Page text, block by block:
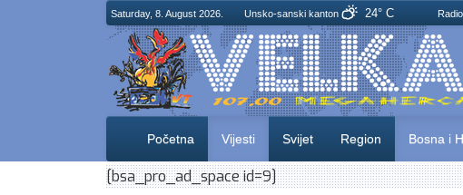
Saturday, 8. August 2026. Unsko-sanski kanton 24° C
Početna Vijesti Svijet Region Bosna i
[bsa_pro_ad_space id=9]